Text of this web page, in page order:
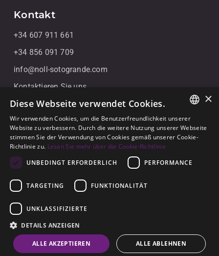
Kontakt
+34 607 911 661
+34 856 091 709
info@noll-sotogrande.com
Kontaktieren Sie uns
Galerias Paniagua Local 43 Avenida de Paniagua, s/n
11310 Sotogrande, Cádiz
Rechtlicher Hinweis
Erbaut vonInmoba
ENGLISH
SPANISH
×
Diese Webseite verwendet Cookies.
Wir verwenden Cookies, um die Benutzerfreundlichkeit unserer
Website zu verbessern. Durch die weitere Nutzung unserer Webseite
stimmen Sie der Verwendung von Cookies gemäß unserer Cookie-
Richtlinie zu. Lesen Sie mehr über die Cookie-Richtlinie
UNBEDINGT ERFORDERLICH
PERFORMANCE
TARGETING FUNKTIONALITÄT
UNKLASSIFIZIERTE
DETAILS ANZEIGEN
ALLE AKZEPTIEREN ALLE ABLEHNEN